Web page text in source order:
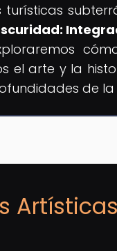
el arte y la
de